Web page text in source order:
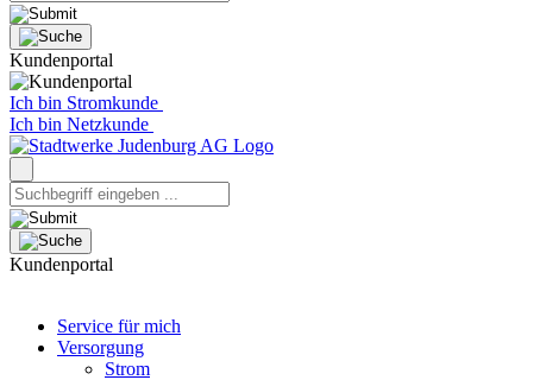
Kundenportal
Ich bin Stromkunde
Ich bin Netzkunde
Kundenportal
Service für mich
Versorgung
Strom